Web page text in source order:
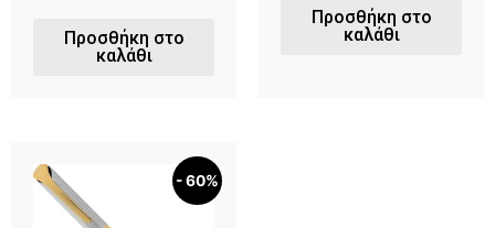
Προσθήκη στο
καλάθι
Προσθήκη στο
καλάθι
- 60%